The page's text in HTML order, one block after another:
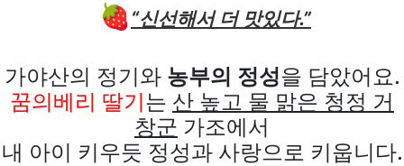
🍓 “신선해서 더 맛있다.”
가야산의 정기와 농부의 정성을 담았어요.
꿈의베리 딸기는 산 높고 물 맑은 청정 거
창군 가조에서
내 아이 키우듯 정성과 사랑으로 키웁니다.